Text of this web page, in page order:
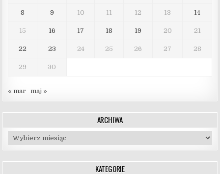
8 9 10 11 12 13 14
15 16 17 18 19 20 21
22 23 24 25 26 27 28
29 30
« mar maj »
ARCHIWA
Archiwa
KATEGORIE